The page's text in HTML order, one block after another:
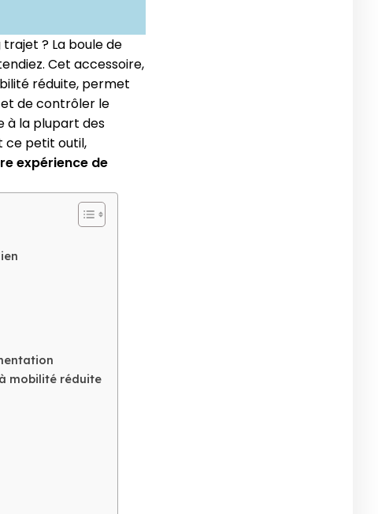
? La boule de
Cet accessoire,
réduite, permet
de contrôler le
à la plupart des
ce petit outil,
expérience de
mobilité réduite